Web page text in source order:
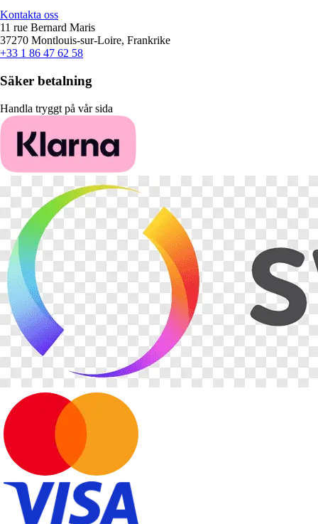
Kontakta oss
11 rue Bernard Maris
37270 Montlouis-sur-Loire, Frankrike
+33 1 86 47 62 58
Säker betalning
Handla tryggt på vår sida